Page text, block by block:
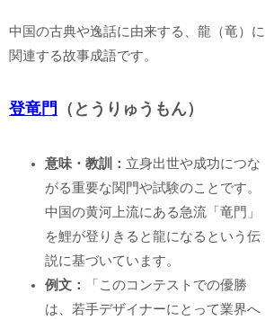
中国の古典や逸話に由来する、龍（竜）に
関連する故事成語です。
登竜門 （とうりゅうもん）
意味・教訓： 立身出世や成功につな
がる重要な関門や試験のことです。
中国の黄河上流にある急流「竜門」
を鯉が登りきると龍になるという伝
説に基づいています。
例文：
「このコンテストでの優勝
は、若手デザイナーにとって業界へ